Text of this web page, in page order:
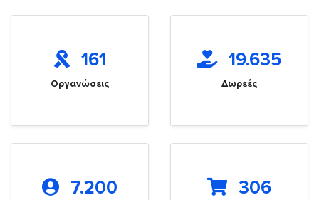
161
Οργανώσεις
19.635
Δωρεές
7.200 306